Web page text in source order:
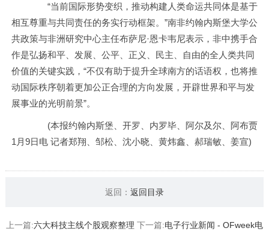
“当前国际形势变织，推动构建人类命运共同体是基于
相互尊重与共同责任的务实行动框架。”南非约翰内斯堡大学公
共政策与非洲研究中心主任布萨尼·恩卡韦尼表示，非中携手合
作是弘扬和平、发展、公平、正义、民主、自由的全人类共同
价值的关键实践，“不仅有助于提升全球南方的话语权，也将推
动国际秩序朝着更加公正合理的方向发展，开辟世界和平与发
展事业的光明前景”。
(本报约翰内斯堡、开罗、内罗毕、阿尔及尔、阿布贾
1月9日电 记者郑翔、邹松、沈小晓、黄炜鑫、郝瑞敏、姜宣)
返回： 返回目录
上一篇:六大科技主线个股观察整理 下一篇:电子行业新闻 - OFweek电